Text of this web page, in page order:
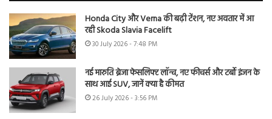
Honda City और Verna की बढ़ी टेंशन, नए अवतार में आ
रही Skoda Slavia Facelift
30 July 2026 - 7:48 PM
नई मारुति ब्रेजा फेसलिफ्ट लॉन्च, नए फीचर्स और टर्बो इंजन के
साथ आई SUV, जानें क्या है कीमत
26 July 2026 - 3:56 PM